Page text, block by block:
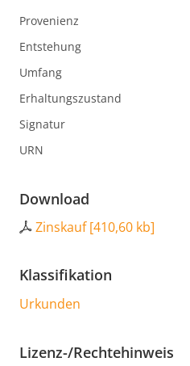
Provenienz
Entstehung
Umfang
Erhaltungszustand
Signatur
URN
Download
Zinskauf[410,60 kb]
Klassifikation
Urkunden
Lizenz-/Rechtehinweis